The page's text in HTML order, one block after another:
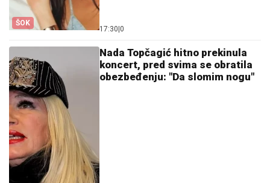
ŠOK
17:30|0
Nada Topčagić hitno prekinula
koncert, pred svima se obratila
obezbeđenju: "Da slomim nogu"